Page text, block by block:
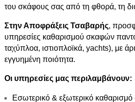
του σκάφους σας από τη φθορά, τη
Στην Αποφράξεις Τσαβαρής,
υπηρεσίες καθαρισμού σκαφών
ταχύπλοα, ιστιοπλοϊκά, yachts), με
εγγυημένη ποιότητα.
Οι υπηρεσίες μας περιλαμβάνουν:
Εσωτερικό & εξωτερικό